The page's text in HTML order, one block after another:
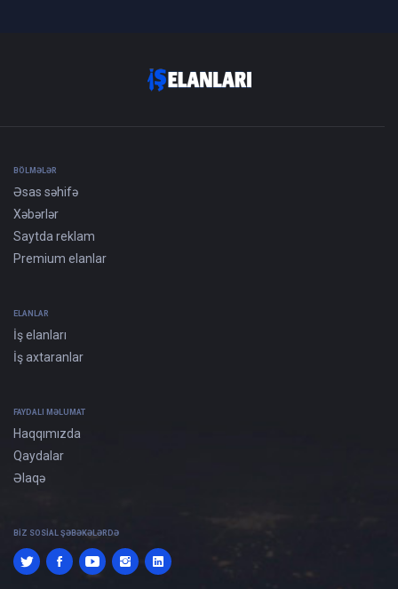
BÖLMƏLƏR
Əsas səhifə
Xəbərlər
Saytda reklam
Premium elanlar
ELANLAR
İş elanları
İş axtaranlar
FAYDALI MƏLUMAT
Haqqımızda
Qaydalar
Əlaqə
BIZ SOSIAL ŞƏBƏKƏLƏRDƏ